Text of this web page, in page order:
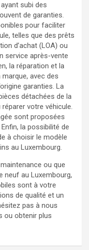
subi des
de garanties.
pour faciliter
telles que des prêts
d’achat (LOA) ou
service après-vente
la réparation et la
avec des
garanties. La
détachées de la
votre véhicule.
sont proposées
la possibilité de
à choisir le modèle
au Luxembourg.
ou que
neuf au Luxembourg,
sont à votre
de qualité et un
pas à nous
ou obtenir plus